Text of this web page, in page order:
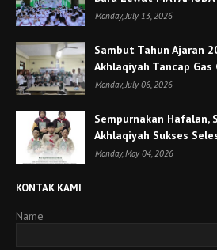
Monday, July 13, 2026
Sambut Tahun Ajaran
Akhlaqiyah Tancap Gas
Monday, July 06, 2026
Sempurnakan Hafalan,
Akhlaqiyah Sukses
Monday, May 04, 2026
KONTAK KAMI
Name